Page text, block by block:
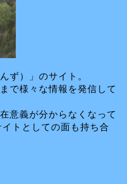
ず）」のサイト。
で様々な情報を発信して
意義が分からなくなって
トとしての面も持ち合